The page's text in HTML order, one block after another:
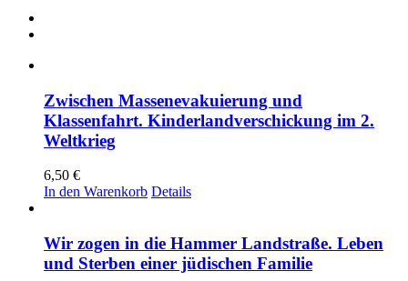
Zwischen Massenevakuierung und
Klassenfahrt. Kinderlandverschickung im 2.
Weltkrieg
6,50 €
In den Warenkorb Details
Wir zogen in die Hammer Landstraße. Leben
und Sterben einer jüdischen Familie